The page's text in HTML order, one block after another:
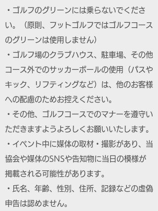
・ゴルフのグリーンには乗らないでくださ
い。（原則、フットゴルフではゴルフコース
のグリーンは使用しません）
・ゴルフ場のクラブハウス、駐車場、その他
コース外でのサッカーボールの使用（パスや
キック、リフティングなど）は、他のお客様
への配慮のためお控えください。
・その他、ゴルフコースでのマナーを遵守い
ただきますようよろしくお願いいたします。
・イベント中に媒体の取材・撮影があり、当
協会や媒体のSNSや告知物に当日の模様が
掲載される可能性があります。
・氏名、年齢、性別、住所、記録などの虚偽
申告は認めません。